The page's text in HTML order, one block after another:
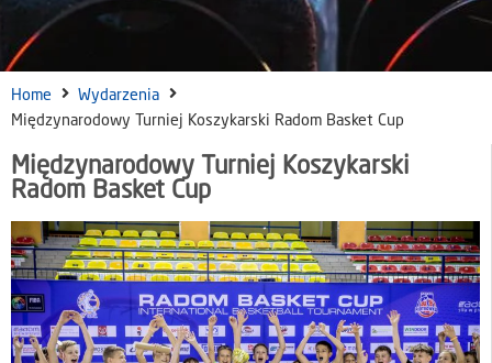
Home
Wydarzenia
Międzynarodowy Turniej Koszykarski Radom Basket Cup
Międzynarodowy Turniej Koszykarski
Radom Basket Cup